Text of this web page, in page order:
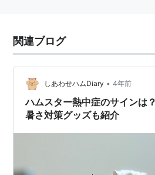
関連ブログ
しあわせハムDiary • 4年前
ハムスター熱中症のサインは
暑さ対策グッズも紹介